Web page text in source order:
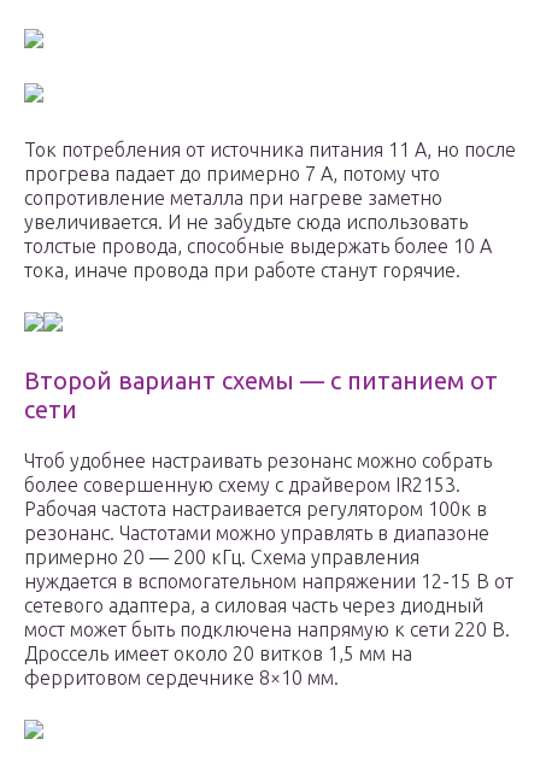
Ток потребления от источника питания 11 А, но после
прогрева падает до примерно 7 A, потому что
сопротивление металла при нагреве заметно
увеличивается. И не забудьте сюда использовать
толстые провода, способные выдержать более 10 А
тока, иначе провода при работе станут горячие.
Второй вариант схемы — с питанием от
сети
Чтоб удобнее настраивать резонанс можно собрать
более совершенную схему с драйвером IR2153.
Рабочая частота настраивается регулятором 100к в
резонанс. Частотами можно управлять в диапазоне
примерно 20 — 200 кГц. Схема управления
нуждается в вспомогательном напряжении 12-15 В от
сетевого адаптера, а силовая часть через диодный
мост может быть подключена напрямую к сети 220 В.
Дроссель имеет около 20 витков 1,5 мм на
ферритовом сердечнике 8×10 мм.